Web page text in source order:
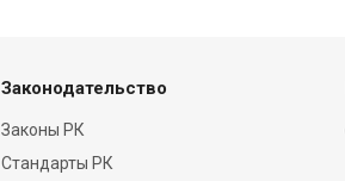
Законодательство
Законы РК
Стандарты РК